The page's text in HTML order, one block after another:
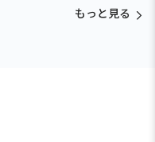
もっと見る